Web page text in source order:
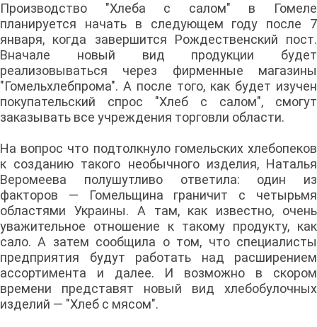
Производство "Хлеба с салом" в Гомеле
планируется начать в следующем году после 7
января, когда завершится Рождественский пост.
Вначале новый вид продукции будет
реализовываться через фирменные магазины
"Гомельхлебпрома". А после того, как будет изучен
покупательский спрос "Хлеб с салом", смогут
заказывать все учреждения торговли области.
На вопрос что подтолкнуло гомельских хлебопеков
к созданию такого необычного изделия, Наталья
Веромеева полушутливо ответила: один из
факторов — Гомельщина граничит с четырьмя
областями Украины. А там, как известно, очень
уважительное отношение к такому продукту, как
сало. А затем сообщила о том, что специалисты
предприятия будут работать над расширением
ассортимента и далее. И возможно в скором
времени представят новый вид хлебобулочных
изделий — "Хлеб с мясом".